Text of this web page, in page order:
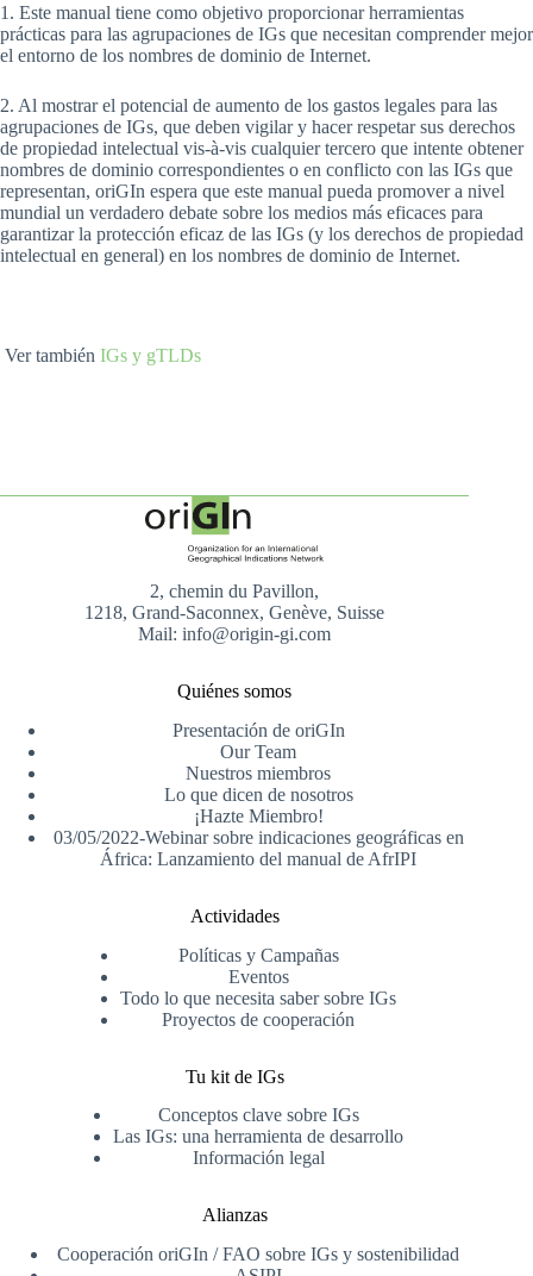
1. Este manual tiene como objetivo proporcionar herramientas
prácticas para las agrupaciones de IGs que necesitan comprender mejor
el entorno de los nombres de dominio de Internet.
2. Al mostrar el potencial de aumento de los gastos legales para las
agrupaciones de IGs, que deben vigilar y hacer respetar sus derechos
de propiedad intelectual vis-à-vis cualquier tercero que intente obtener
nombres de dominio correspondientes o en conflicto con las IGs que
representan, oriGIn espera que este manual pueda promover a nivel
mundial un verdadero debate sobre los medios más eficaces para
garantizar la protección eficaz de las IGs (y los derechos de propiedad
intelectual en general) en los nombres de dominio de Internet.
Ver también IGs y gTLDs
2, chemin du Pavillon,
1218, Grand-Saconnex, Genève, Suisse
Mail: info@origin-gi.com
Quiénes somos
Presentación de oriGIn
Our Team
Nuestros miembros
Lo que dicen de nosotros
¡Hazte Miembro!
03/05/2022-Webinar sobre indicaciones geográficas en
África: Lanzamiento del manual de AfrIPI
Actividades
Políticas y Campañas
Eventos
Todo lo que necesita saber sobre IGs
Proyectos de cooperación
Tu kit de IGs
Conceptos clave sobre IGs
Las IGs: una herramienta de desarrollo
Información legal
Alianzas
Cooperación oriGIn / FAO sobre IGs y sostenibilidad